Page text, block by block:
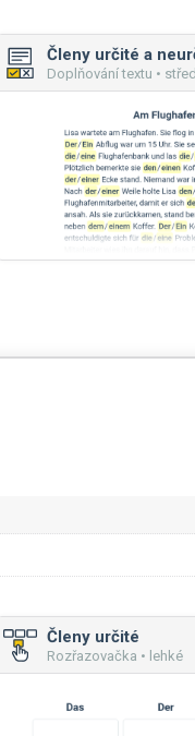
Členy určité a
Doplňování textu •
Členy určité
Rozřazovačka • lehké